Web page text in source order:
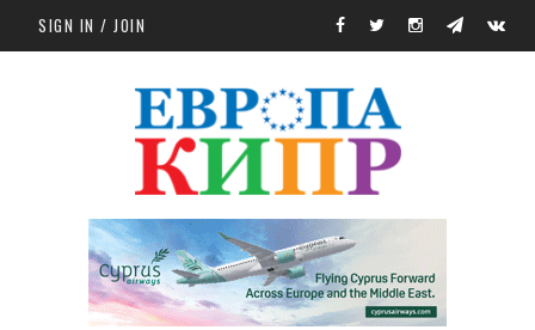
Skip to main content
SIGN IN / JOIN